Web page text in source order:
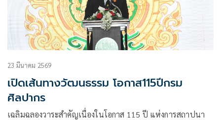
23 มีนาคม 2569
เปิดเส้นทางวัฒนธรรม โอกาส115ปีกรม
ศิลปากร
เฉลิมฉลองวาระสำคัญเนื่องในโอกาส 115 ปี แห่งการสถาปนา